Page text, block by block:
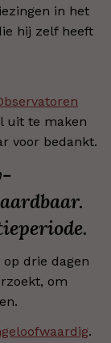
in het
hij zelf heeft
uit te maken
voor bedankt.
drie dagen
om
.